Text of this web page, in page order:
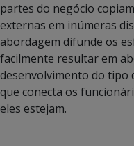
partes do negócio
externas em inúmeras
abordagem difunde os
facilmente resultar em
desenvolvimento do tipo
que conecta os
eles estejam.